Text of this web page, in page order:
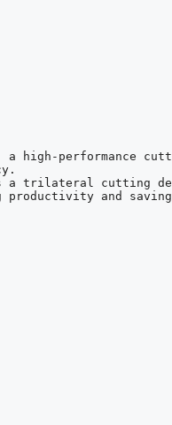
high-performance
a trilateral cutting
productivity and